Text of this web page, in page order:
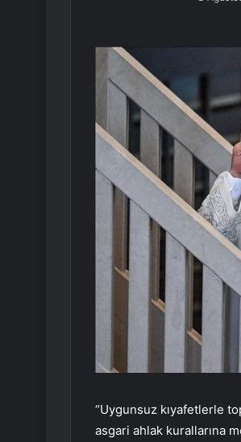
“Uygunsuz kıyafetlerle
asgari ahlak kurallarına